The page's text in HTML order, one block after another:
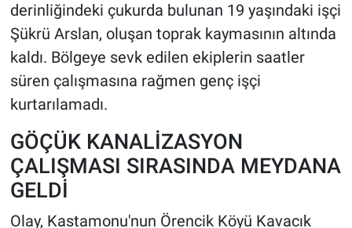
derinliğindeki çukurda bulunan 19 yaşındaki işçi
Şükrü Arslan, oluşan toprak kaymasının altında
kaldı. Bölgeye sevk edilen ekiplerin saatler
süren çalışmasına rağmen genç işçi
kurtarılamadı.
GÖÇÜK KANALİZASYON
ÇALIŞMASI SIRASINDA MEYDANA
GELDİ
Olay, Kastamonu'nun Örencik Köyü Kavacık
Bilim, Teknoloji